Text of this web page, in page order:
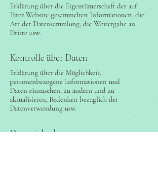
Erklärung über die Eigentümerschaft der auf
Ihrer Website gesammelten Informationen, die
Art der Datensammlung, die Weitergabe an
Dritte usw.
Kontrolle über Daten
Erklärung über die Möglichkeit,
personenbezogene Informationen und
Daten einzusehen, zu ändern und zu
aktualisieren, Bedenken bezüglich der
Datenverwendung usw.
Datensicherheit